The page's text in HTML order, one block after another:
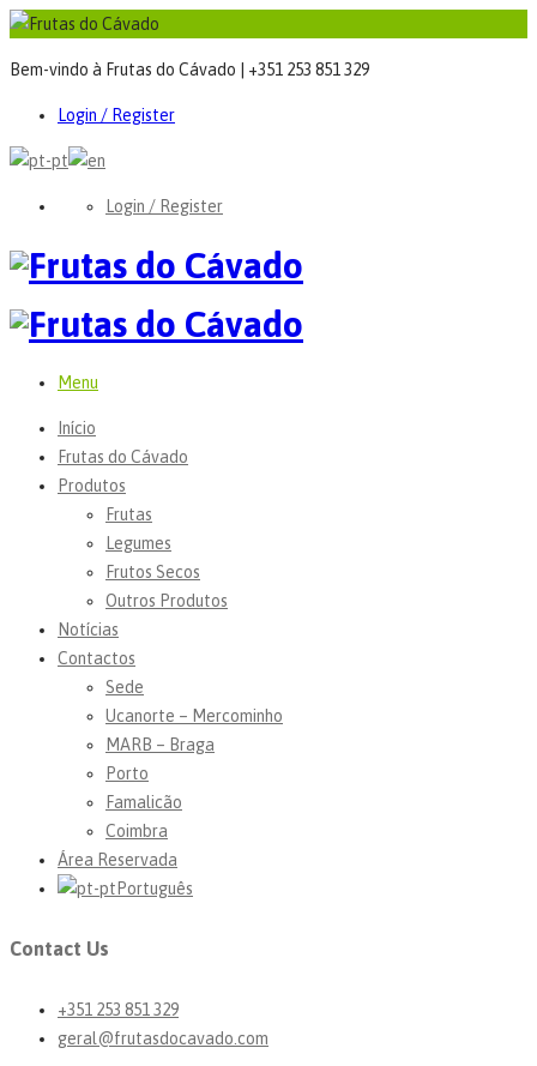
Bem-vindo à Frutas do Cávado | +351 253 851 329
Login / Register
Login / Register
Menu
Início
Frutas do Cávado
Produtos
Frutas
Legumes
Frutos Secos
Outros Produtos
Notícias
Contactos
Sede
Ucanorte – Mercominho
MARB – Braga
Porto
Famalicão
Coimbra
Área Reservada
Português
Contact Us
+351 253 851 329
geral@frutasdocavado.com